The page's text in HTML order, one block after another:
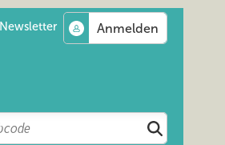
Newsletter